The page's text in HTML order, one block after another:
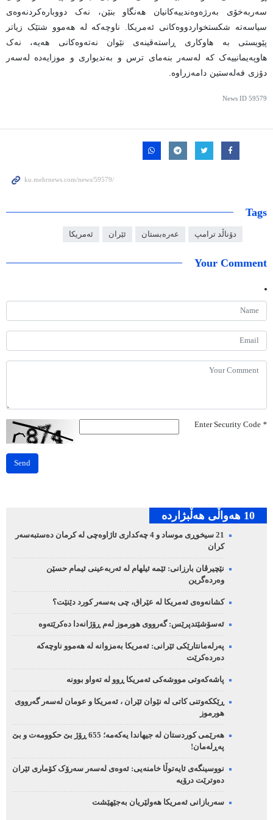
سەربەخۆی بەرژەوەندییەکانیان هەنگاو بنێن، نەک دووبارەکردنەوەی
سیاسەتە شکستخواردووەکانی ئەمریکا. ناوچەکە لە هەموو شتێک زیاتر
پێویستی بە هاوکاری ڕاستەقینەی نێوان نەتەوەکانی هەیە، نەک
هاوپەیمانییەک کە لەسەر بنەمای ترس و بەندیواری و موزایەدە لەسەر
دۆزی فەلەستین دامەزراوە.
News ID 59579
Tags
دۆناڵد ترامپ عەرەبستان ئێران ئەمریکا
Your Comment
*
Send
10 هه‌واڵی هه‌ڵبژارده‌
21 سیخوڕی موساد و 4 چەکداری ئاژاوەچی لە کرمان دەستبەسەر
کران
نێچیرڤان بارزانی: ئێمە ئیلهام لە ئەربەعینی ئیمام حسێن
وەردەگرین
کشانەوەی ئەمریکا لە عێراق، چی بەسەر کورد دێنێت؟
ئەسۆشێتدپرێس: گەرووی هورموز لەم ڕۆژانەدا دەکرێتەوە
پەرلەمانتارێکی ئێرانی: ئەمریکا بەمزوانە لە هەموو ناوچەکە
دەردەکرێت
پاشەکەوتی مووشەکی ئەمریکا ڕوو لە تەواو بوونە
ڕێککەوتنی کاتی لە نێوان ئێران ، ئەمریکا و عومان لەسەر گەرووی
هورموز
هەرێمی کوردستان لە جیهاندا یەکەمە؛ 655 ڕۆژ بێ حکوومەت و بێ
پەڕلەمان!
نووسینگەی ئایەتوڵا خامنەیی: ئەوەی لەسەر سەرۆک کۆماری ئێران
دەوترێت درۆیە
سەربازانی ئەمریکا هەولێریان بەجێهێشت